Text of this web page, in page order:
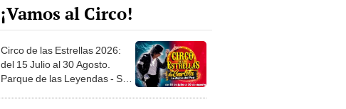
¡Vamos al Circo!
Circo de las Estrellas 2026:
del 15 Julio al 30 Agosto.
Parque de las Leyendas - San